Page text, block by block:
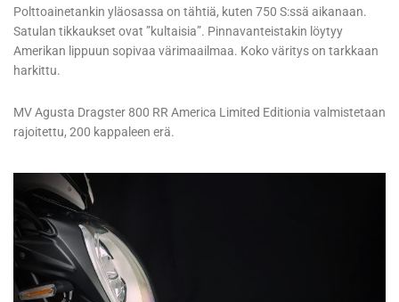
Polttoainetankin yläosassa on tähtiä, kuten 750 S:ssä aikanaan.
Satulan tikkaukset ovat ”kultaisia”. Pinnavanteistakin löytyy
Amerikan lippuun sopivaa värimaailmaa. Koko väritys on tarkkaan
harkittu.
MV Agusta Dragster 800 RR America Limited Editionia valmistetaan
rajoitettu, 200 kappaleen erä.